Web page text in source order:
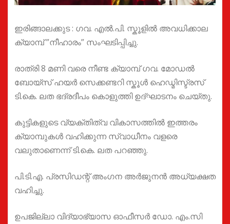
ഇരിങ്ങാലക്കുട : ഗവ. എൽ.പി. സ്കൂളിൽ അവധിക്കാല
ക്യാമ്പ് ”നീഹാരം” സംഘടിപ്പിച്ചു.
രാത്രി 8 മണി വരെ നീണ്ട ക്യാമ്പ് ഗവ. മോഡൽ
ബോയ്സ് ഹയർ സെക്കണ്ടറി സ്കൂൾ ഹെഡ്മിസ്ട്രസ്
ടി.കെ. ലത ഭദ്രദീപം കൊളുത്തി ഉദ്ഘാടനം ചെയ്തു.
കുട്ടികളുടെ വ്യക്തിത്വ വികാസത്തിൽ ഇത്തരം
ക്യാമ്പുകൾ വഹിക്കുന്ന സ്വാധീനം വളരെ
വലുതാണെന്ന് ടി.കെ. ലത പറഞ്ഞു.
പി.ടി.എ. പ്രസിഡന്റ് അംഗന അർജുനൻ അധ്യക്ഷത
വഹിച്ചു.
ഉപജില്ലാ വിദ്യാഭ്യാസ ഓഫീസർ ഡോ. എം.സി